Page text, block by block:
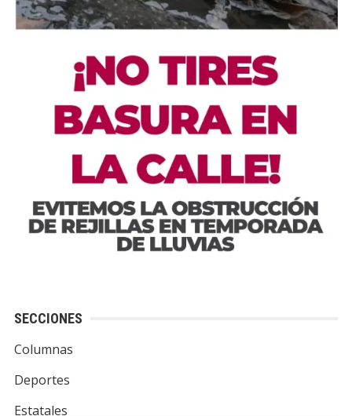
SECCIONES
Columnas
Deportes
Estatales